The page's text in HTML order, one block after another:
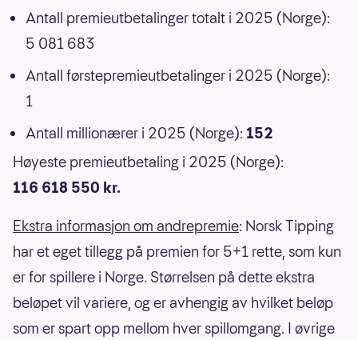
Antall premieutbetalinger totalt i 2025 (Norge):
5 081 683
Antall førstepremieutbetalinger i 2025 (Norge):
1
Antall millionærer i 2025 (Norge): 152
Høyeste premieutbetaling i 2025 (Norge):
116 618 550 kr.
Ekstra informasjon om andrepremie: Norsk Tipping
har et eget tillegg på premien for 5+1 rette, som kun
er for spillere i Norge. Størrelsen på dette ekstra
beløpet vil variere, og er avhengig av hvilket beløp
som er spart opp mellom hver spillomgang. I øvrige